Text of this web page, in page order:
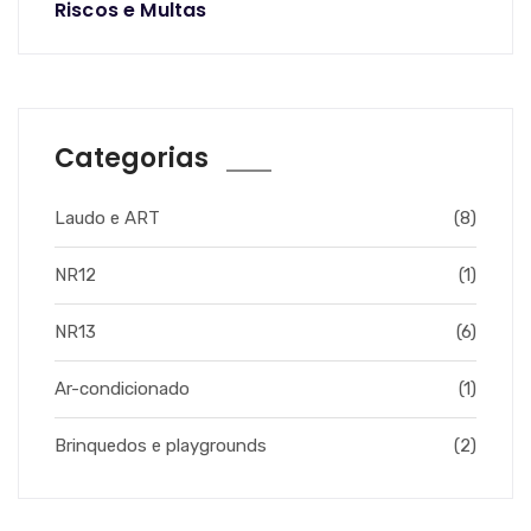
Riscos e Multas
Categorias
Laudo e ART (8)
NR12 (1)
NR13 (6)
Ar-condicionado (1)
Brinquedos e playgrounds (2)